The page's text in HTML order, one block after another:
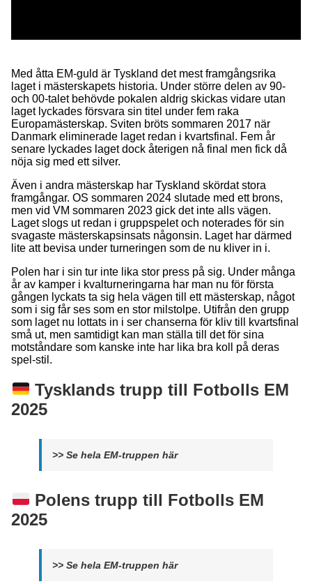
Med åtta EM-guld är Tyskland det mest framgångsrika
laget i mästerskapets historia. Under större delen av 90-
och 00-talet behövde pokalen aldrig skickas vidare utan
laget lyckades försvara sin titel under fem raka
Europamästerskap. Sviten bröts sommaren 2017 när
Danmark eliminerade laget redan i kvartsfinal. Fem år
senare lyckades laget dock återigen nå final men fick då
nöja sig med ett silver.
Även i andra mästerskap har Tyskland skördat stora
framgångar. OS sommaren 2024 slutade med ett brons,
men vid VM sommaren 2023 gick det inte alls vägen.
Laget slogs ut redan i gruppspelet och noterades för sin
svagaste mästerskapsinsats någonsin. Laget har därmed
lite att bevisa under turneringen som de nu kliver in i.
Polen har i sin tur inte lika stor press på sig. Under många
år av kamper i kvalturneringarna har man nu för första
gången lyckats ta sig hela vägen till ett mästerskap, något
som i sig får ses som en stor milstolpe. Utifrån den grupp
som laget nu lottats in i ser chanserna för kliv till kvartsfinal
små ut, men samtidigt kan man ställa till det för sina
motståndare som kanske inte har lika bra koll på deras
spel-stil.
Tysklands trupp till Fotbolls EM
2025
>> Se hela EM-truppen här
Polens trupp till Fotbolls EM
2025
>> Se hela EM-truppen här